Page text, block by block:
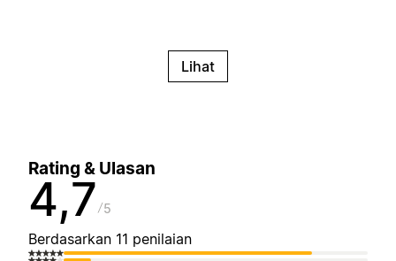
Lihat
Rating & Ulasan
4,7 5
Berdasarkan 11 penilaian